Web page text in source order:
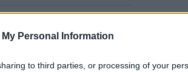
Personal Information
to third parties, or processing of your